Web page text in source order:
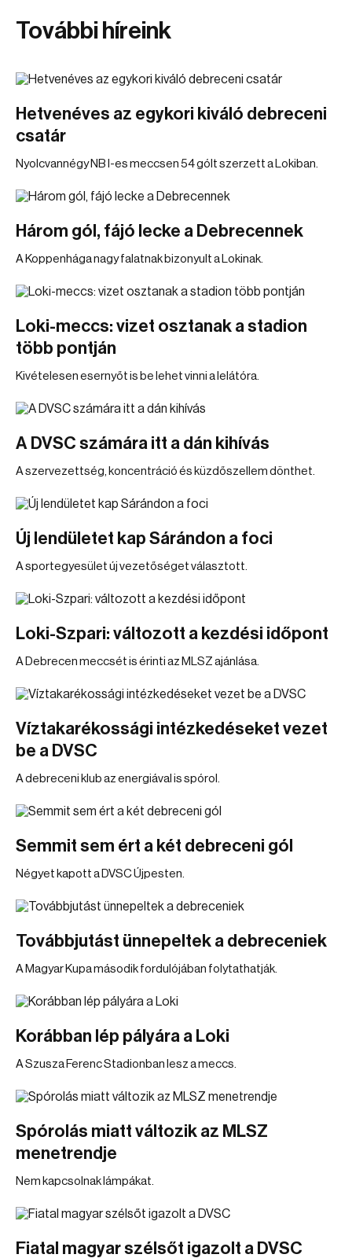
További híreink
Hetvenéves az egykori kiváló debreceni
csatár
Nyolcvannégy NB I-es meccsen 54 gólt szerzett a Lokiban.
Három gól, fájó lecke a Debrecennek
A Koppenhága nagy falatnak bizonyult a Lokinak.
Loki-meccs: vizet osztanak a stadion
több pontján
Kivételesen esernyőt is be lehet vinni a lelátóra.
A DVSC számára itt a dán kihívás
A szervezettség, koncentráció és küzdőszellem dönthet.
Új lendületet kap Sárándon a foci
A sportegyesület új vezetőséget választott.
Loki-Szpari: változott a kezdési időpont
A Debrecen meccsét is érinti az MLSZ ajánlása.
Víztakarékossági intézkedéseket vezet
be a DVSC
A debreceni klub az energiával is spórol.
Semmit sem ért a két debreceni gól
Négyet kapott a DVSC Újpesten.
Továbbjutást ünnepeltek a debreceniek
A Magyar Kupa második fordulójában folytathatják.
Korábban lép pályára a Loki
A Szusza Ferenc Stadionban lesz a meccs.
Spórolás miatt változik az MLSZ
menetrendje
Nem kapcsolnak lámpákat.
Fiatal magyar szélsőt igazolt a DVSC